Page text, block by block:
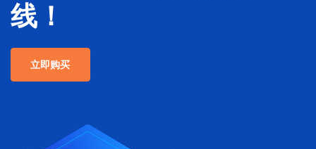
线！
立即购买